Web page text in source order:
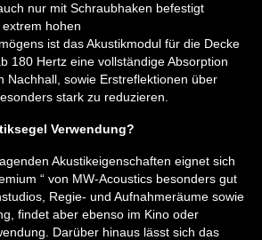
nur mit Schraubhaken befestigt
hohen
ist das Akustikmodul für die Decke
180 Hertz eine vollständige Absorption
Nachhall, sowie Erstreflektionen über
stark zu reduzieren.
Verwendung?
Akustikeigenschaften eignet sich
“ von MW-Acoustics besonders gut
Regie- und Aufnahmeräume sowie
findet aber ebenso im Kino oder
Darüber hinaus lässt sich das